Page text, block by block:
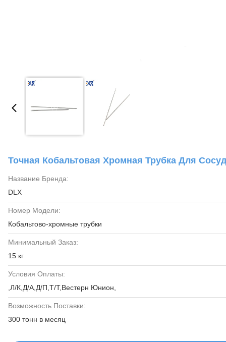
Точная Кобальтовая Хромная Трубка Для
Название Бренда:
DLX
Номер Модели:
Кобальтово-хромные трубки
Минимальный Заказ:
15 кг
Условия Оплаты:
,Л/К,Д/А,Д/П,Т/Т,Вестерн Юнион,
Возможность Поставки:
300 тонн в месяц